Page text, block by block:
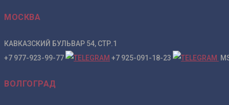
МОСКВА
КАВКАЗСКИЙ БУЛЬВАР 54, СТР.1
+7 977-923-99-77
+7 925-091-18-23
ВОЛГОГРАД